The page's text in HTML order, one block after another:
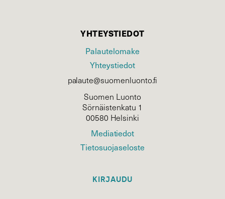
YHTEYSTIEDOT
Palautelomake
Yhteystiedot
palaute@suomenluonto.fi
Suomen Luonto
Sörnäistenkatu 1
00580 Helsinki
Mediatiedot
Tietosuojaseloste
KIRJAUDU